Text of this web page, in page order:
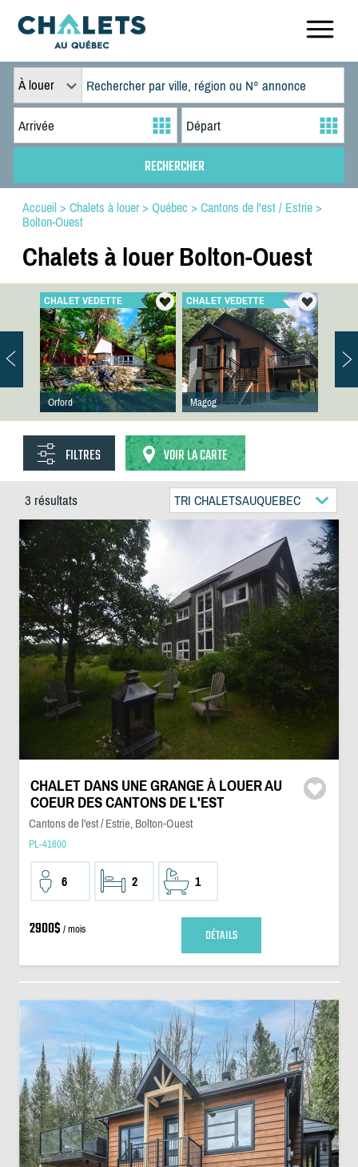
À louer
Accueil > Chalets à louer> Québec > Cantons de l'est / Estrie>
Bolton-Ouest
Chalets à louer Bolton-Ouest
CHALET VEDETTE
Orford
CHALET VEDETTE
Magog
FILTRES VOIR LA CARTE
3 résultats TRI CHALETSAUQUEBEC
CHALET DANS UNE GRANGE À LOUER AU
COEUR DES CANTONS DE L'EST
Cantons de l'est / Estrie, Bolton-Ouest
PL-41600
6 2 1
2900$ / mois DÉTAILS